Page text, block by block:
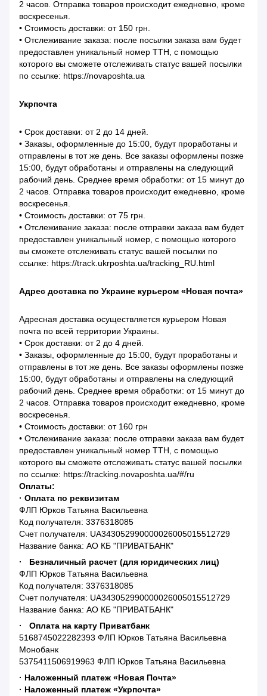
2 часов. Отправка товаров происходит ежедневно, кроме
воскресенья.
• Стоимость доставки: от 150 грн.
• Отслеживание заказа: после посылки заказа вам будет
предоставлен уникальный номер ТТН, с помощью
которого вы сможете отслеживать статус вашей посылки
по ссылке: https://novaposhta.ua
Укрпочта
• Срок доставки: от 2 до 14 дней.
• Заказы, оформленные до 15:00, будут проработаны и
отправлены в тот же день. Все заказы оформлены позже
15:00, будут обработаны и отправлены на следующий
рабочий день. Среднее время обработки: от 15 минут до
2 часов. Отправка товаров происходит ежедневно, кроме
воскресенья.
• Стоимость доставки: от 75 грн.
• Отслеживание заказа: после отправки заказа вам будет
предоставлен уникальный номер, с помощью которого
вы сможете отслеживать статус вашей посылки по
ссылке: https://track.ukrposhta.ua/tracking_RU.html
Адрес доставка по Украине курьером «Новая почта»
Адресная доставка осуществляется курьером Новая
почта по всей территории Украины.
• Срок доставки: от 2 до 4 дней.
• Заказы, оформленные до 15:00, будут проработаны и
отправлены в тот же день. Все заказы оформлены позже
15:00, будут обработаны и отправлены на следующий
рабочий день. Среднее время обработки: от 15 минут до
2 часов. Отправка товаров происходит ежедневно, кроме
воскресенья.
• Стоимость доставки: от 160 грн
• Отслеживание заказа: после отправки заказа вам будет
предоставлен уникальный номер ТТН, с помощью
которого вы сможете отслеживать статус вашей посылки
по ссылке: https://tracking.novaposhta.ua/#/ru
Оплаты:
· Оплата по реквизитам
ФЛП Юрков Татьяна Васильевна
Код получателя: 3376318085
Счет получателя: UA343052990000026005015512729
Название банка: АО КБ "ПРИВАТБАНК"
· Безналичный расчет (для юридических лиц)
ФЛП Юрков Татьяна Васильевна
Код получателя: 3376318085
Счет получателя: UA343052990000026005015512729
Название банка: АО КБ "ПРИВАТБАНК"
· Оплата на карту Приватбанк
5168745022282393 ФЛП Юрков Татьяна Васильевна
Монобанк
5375411506919963 ФЛП Юрков Татьяна Васильевна
· Наложенный платеж «Новая Почта»
· Наложенный платеж «Укрпочта»